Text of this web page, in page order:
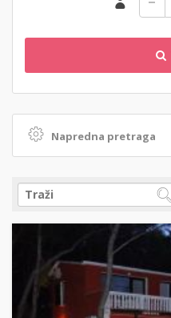
Napredna pretraga